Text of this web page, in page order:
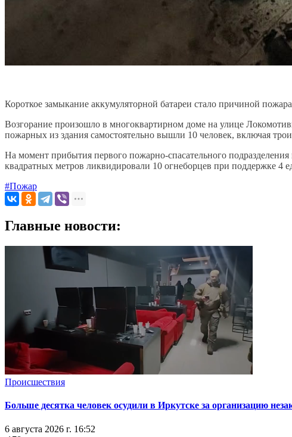
Короткое замыкание аккумуляторной батареи стало причиной
Возгорание произошло в многоквартирном доме на улице
пожарных из здания самостоятельно вышли 10 человек, включая
На момент прибытия первого пожарно-спасательного
квадратных метров ликвидировали 10 огнеборцев при поддержке
#Пожар
Главные новости:
Происшествия
Больше десятка человек осудили в Иркутске за организацию
6 августа 2026 г. 16:52